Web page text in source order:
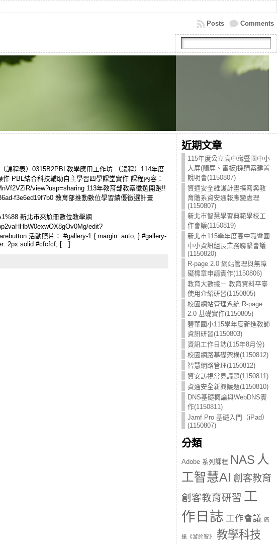
Comments
Posts
課程表）0315B2PBL教學應用工作坊 （議程）114年度
PBL結合科技輔助自主學習四學課堂實作 課程內容：
view?usp=sharing 113年教育部教案徵選開跑!!
f3e6ed19f7b0 教育部推動數位學習績優徵選計畫
新北市來尬冊數位教學網
edit?
活動照片： #gallery-1 { margin: auto; } #gallery-
2px solid #cfcfcf; […]
近期文章
115年度公立高中職暨國中小
大屏(觸屏、雷板)採購案建置
說明會(1150807)
資通安全維護計畫撰寫與教
育體系資安通報應變處理
(1150807)
新北市智慧學習典範學校工
作會議(1150819)
新北市115學年度高中職暨國
中小資訊組長業務聯繫會議
(1150820)
R-page 2.0 網站管理與無障
礙標章申請實作(1150806)
教育大數據－ 教育資料平臺
使用介紹研習(1150805)
校園網站管理系統 R-page
2.0 基礎實作(1150805)
碧華國小115學年度新進教師
資訊研習(1150803)
資訊工作日誌(115年8月份)
校園網路基礎架構(1150812)
智慧網路管理(1150812)
資安訪視常見議題(1150811)
資通安全新興議題(1150810)
DNS基礎概論與WebDNS實
作(1150811)
Jamf Pro 基礎入門（iPad）
(1150807)
分類
Adobe 系列課程 NAS 人
工智慧AI 創客教育
創客教育研習 工
作日誌 工作會議 廣
達《游於智》
教學科技